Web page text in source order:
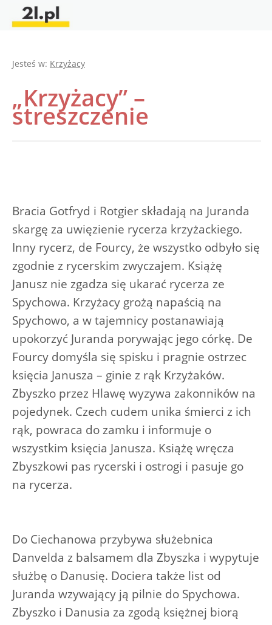
Jesteś w: Krzyżacy
„Krzyżacy” –
streszczenie
Bracia Gotfryd i Rotgier składają na Juranda
skargę za uwięzienie rycerza krzyżackiego.
Inny rycerz, de Fourcy, że wszystko odbyło się
zgodnie z rycerskim zwyczajem. Książę
Janusz nie zgadza się ukarać rycerza ze
Spychowa. Krzyżacy grożą napaścią na
Spychowo, a w tajemnicy postanawiają
upokorzyć Juranda porywając jego córkę. De
Fourcy domyśla się spisku i pragnie ostrzec
księcia Janusza – ginie z rąk Krzyżaków.
Zbyszko przez Hlawę wyzywa zakonników na
pojedynek. Czech cudem unika śmierci z ich
rąk, powraca do zamku i informuje o
wszystkim księcia Janusza. Książę wręcza
Zbyszkowi pas rycerski i ostrogi i pasuje go
na rycerza.
Do Ciechanowa przybywa służebnica
Danvelda z balsamem dla Zbyszka i wypytuje
służbę o Danusię. Dociera także list od
Juranda wzywający ją pilnie do Spychowa.
Zbyszko i Danusia za zgodą księżnej biorą